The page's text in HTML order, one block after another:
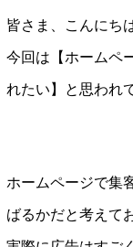
皆さま、こんにちは
今回は【ホームペ
れたい】と思われ
ホームページで集
ばるかだと考えて